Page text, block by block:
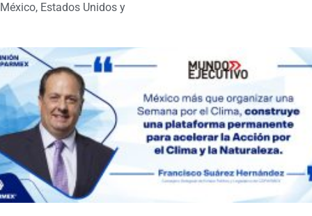
México, Estados Unidos y